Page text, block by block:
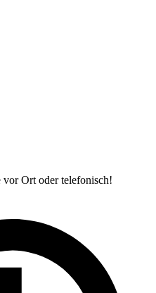
Ort oder telefonisch!